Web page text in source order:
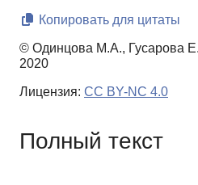
Копировать для цитаты
© Одинцова М.А., Гусарова
2020
Лицензия: CC BY-NC 4.0
Полный текст